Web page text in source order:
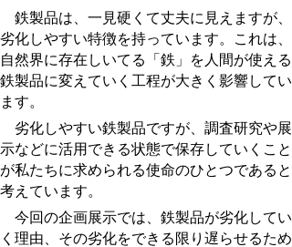
鉄製品は、一見硬くて丈夫に見えますが、
劣化しやすい特徴を持っています。これは、
自然界に存在しいてる「鉄」を人間が使える
鉄製品に変えていく工程が大きく影響してい
ます。
劣化しやすい鉄製品ですが、調査研究や展
示などに活用できる状態で保存していくこと
が私たちに求められる使命のひとつであると
考えています。
今回の企画展示では、鉄製品が劣化してい
く理由、その劣化をできる限り遅らせるため